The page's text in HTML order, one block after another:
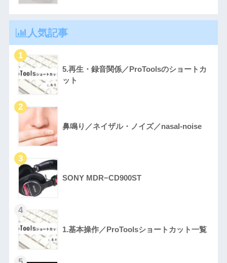
人気記事
5.再生・録音関係／ProToolsのショートカ
ット
鼻鳴り／ネイザル・ノイズ／nasal-noise
SONY MDR−CD900ST
1.基本操作／ProToolsショートカット一覧